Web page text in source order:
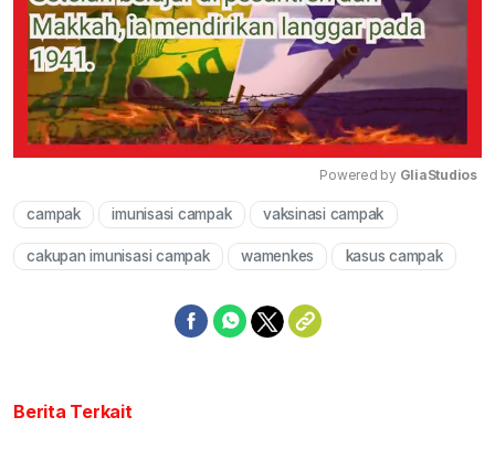
Powered by GliaStudios
campak imunisasi campak vaksinasi campak
cakupan imunisasi campak wamenkes kasus campak
Berita Terkait